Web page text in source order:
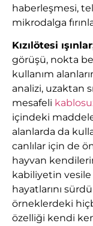
haberleşmesi,
mikrodalga
Kızılötesi
görüşü, nokta
kullanım
analizi, uzaktan
mesafeli
içindeki
alanlarda da
canlılar için de
hayvan
kabiliyetin
hayatlarını
örneklerdeki
özelliği kendi